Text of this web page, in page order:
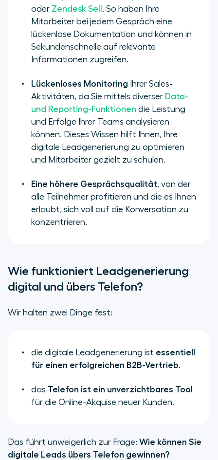
oder Zendesk Sell . So haben Ihre
Mitarbeiter bei jedem Gespräch eine
lückenlose Dokumentation und können in
Sekundenschnelle auf relevante
Informationen zugreifen.
Lückenloses Monitoring Ihrer Sales-
Aktivitäten, da Sie mittels diverser Data-
und Reporting-Funktionen die Leistung
und Erfolge Ihrer Teams analysieren
können. Dieses Wissen hilft Ihnen, Ihre
digitale Leadgenerierung zu optimieren
und Mitarbeiter gezielt zu schulen.
Eine höhere Gesprächsqualität, von der
alle Teilnehmer profitieren und die es Ihnen
erlaubt, sich voll auf die Konversation zu
konzentrieren.
Wie funktioniert Leadgenerierung
digital und übers Telefon?
Wir halten zwei Dinge fest:
die digitale Leadgenerierung ist essentiell
für einen erfolgreichen B2B-Vertrieb.
das Telefon ist ein unverzichtbares Tool
für die Online-Akquise neuer Kunden.
Das führt unweigerlich zur Frage: Wie können Sie
digitale Leads übers Telefon gewinnen?